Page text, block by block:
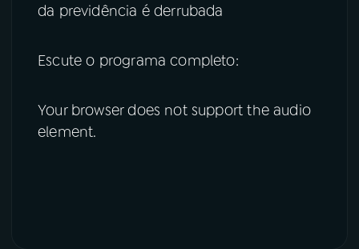
da previdência é derrubada
Escute o programa completo:
Your browser does not support the audio
element.